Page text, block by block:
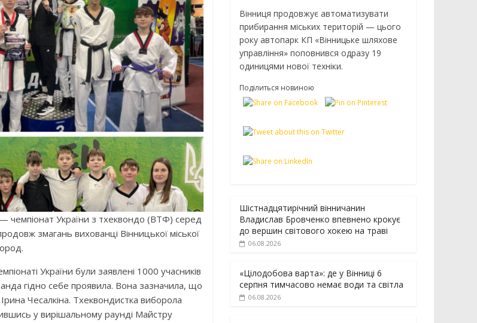
чемпіонат України з тхеквондо (ВТФ) серед
змагань вихованці Вінницької міської
України були заявлені 1000 учасників
гідно себе проявила. Вона зазначила, що
Ірина Чесалкіна. Тхеквондистка виборола
у вирішальному раунді Майстру
Вінниця продовжує автоматизувати
прибирання міських територій — цього
року автопарк КП «Вінницьке шляхове
управління» поповнився одразу 19
одиницями нової техніки.
Поділиться новиною
Шістнадцятирічний вінничанин
Владислав Бровченко впевнено крокує
до вершин світового хокею на траві
06.08.2026
«Цілодобова варта»: де у Вінниці 6
серпня тимчасово немає води та світла
06.08.2026